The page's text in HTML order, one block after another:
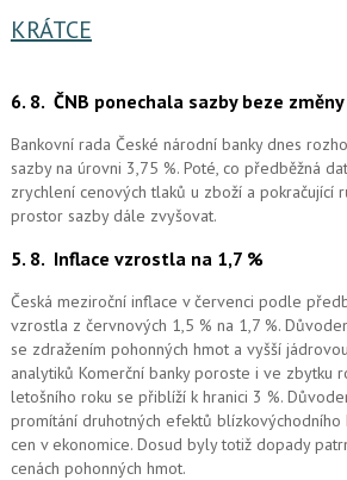
KRÁTCE
6. 8. ČNB ponechala sazby beze změny
Bankovní rada České národní banky dnes
sazby na úrovni 3,75 %. Poté, co předběžná
zrychlení cenových tlaků u zboží a pokračující
prostor sazby dále zvyšovat.
5. 8. Inflace vzrostla na 1,7 %
Česká meziroční inflace v červenci podle
vzrostla z červnových 1,5 % na 1,7 %.
se zdražením pohonných hmot a vyšší
analytiků Komerční banky poroste i ve zbytku
letošního roku se přiblíží k hranici 3 %.
promítání druhotných efektů blízkovýchodního
cen v ekonomice. Dosud byly totiž dopady
cenách pohonných hmot.